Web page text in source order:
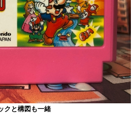
クと構図も一緒